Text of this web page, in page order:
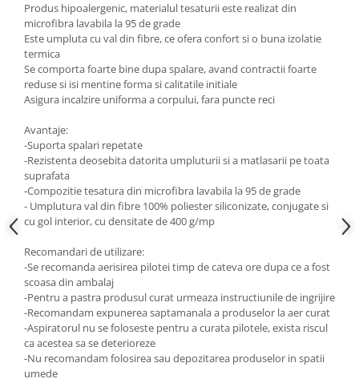
Produs hipoalergenic, materialul tesaturii este realizat din
microfibra lavabila la 95 de grade
Este umpluta cu val din fibre, ce ofera confort si o buna izolatie
termica
Se comporta foarte bine dupa spalare, avand contractii foarte
reduse si isi mentine forma si calitatile initiale
Asigura incalzire uniforma a corpului, fara puncte reci
Avantaje:
-Suporta spalari repetate
-Rezistenta deosebita datorita umpluturii si a matlasarii pe toata
suprafata
-Compozitie tesatura din microfibra lavabila la 95 de grade
- Umplutura val din fibre 100% poliester siliconizate, conjugate si
cu gol interior, cu densitate de 400 g/mp
Recomandari de utilizare:
-Se recomanda aerisirea pilotei timp de cateva ore dupa ce a fost
scoasa din ambalaj
-Pentru a pastra produsul curat urmeaza instructiunile de ingrijire
-Recomandam expunerea saptamanala a produselor la aer curat
-Aspiratorul nu se foloseste pentru a curata pilotele, exista riscul
ca acestea sa se deterioreze
-Nu recomandam folosirea sau depozitarea produselor in spatii
umede